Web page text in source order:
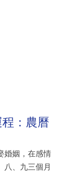
：農曆
婚姻，在感情
八、九三個月